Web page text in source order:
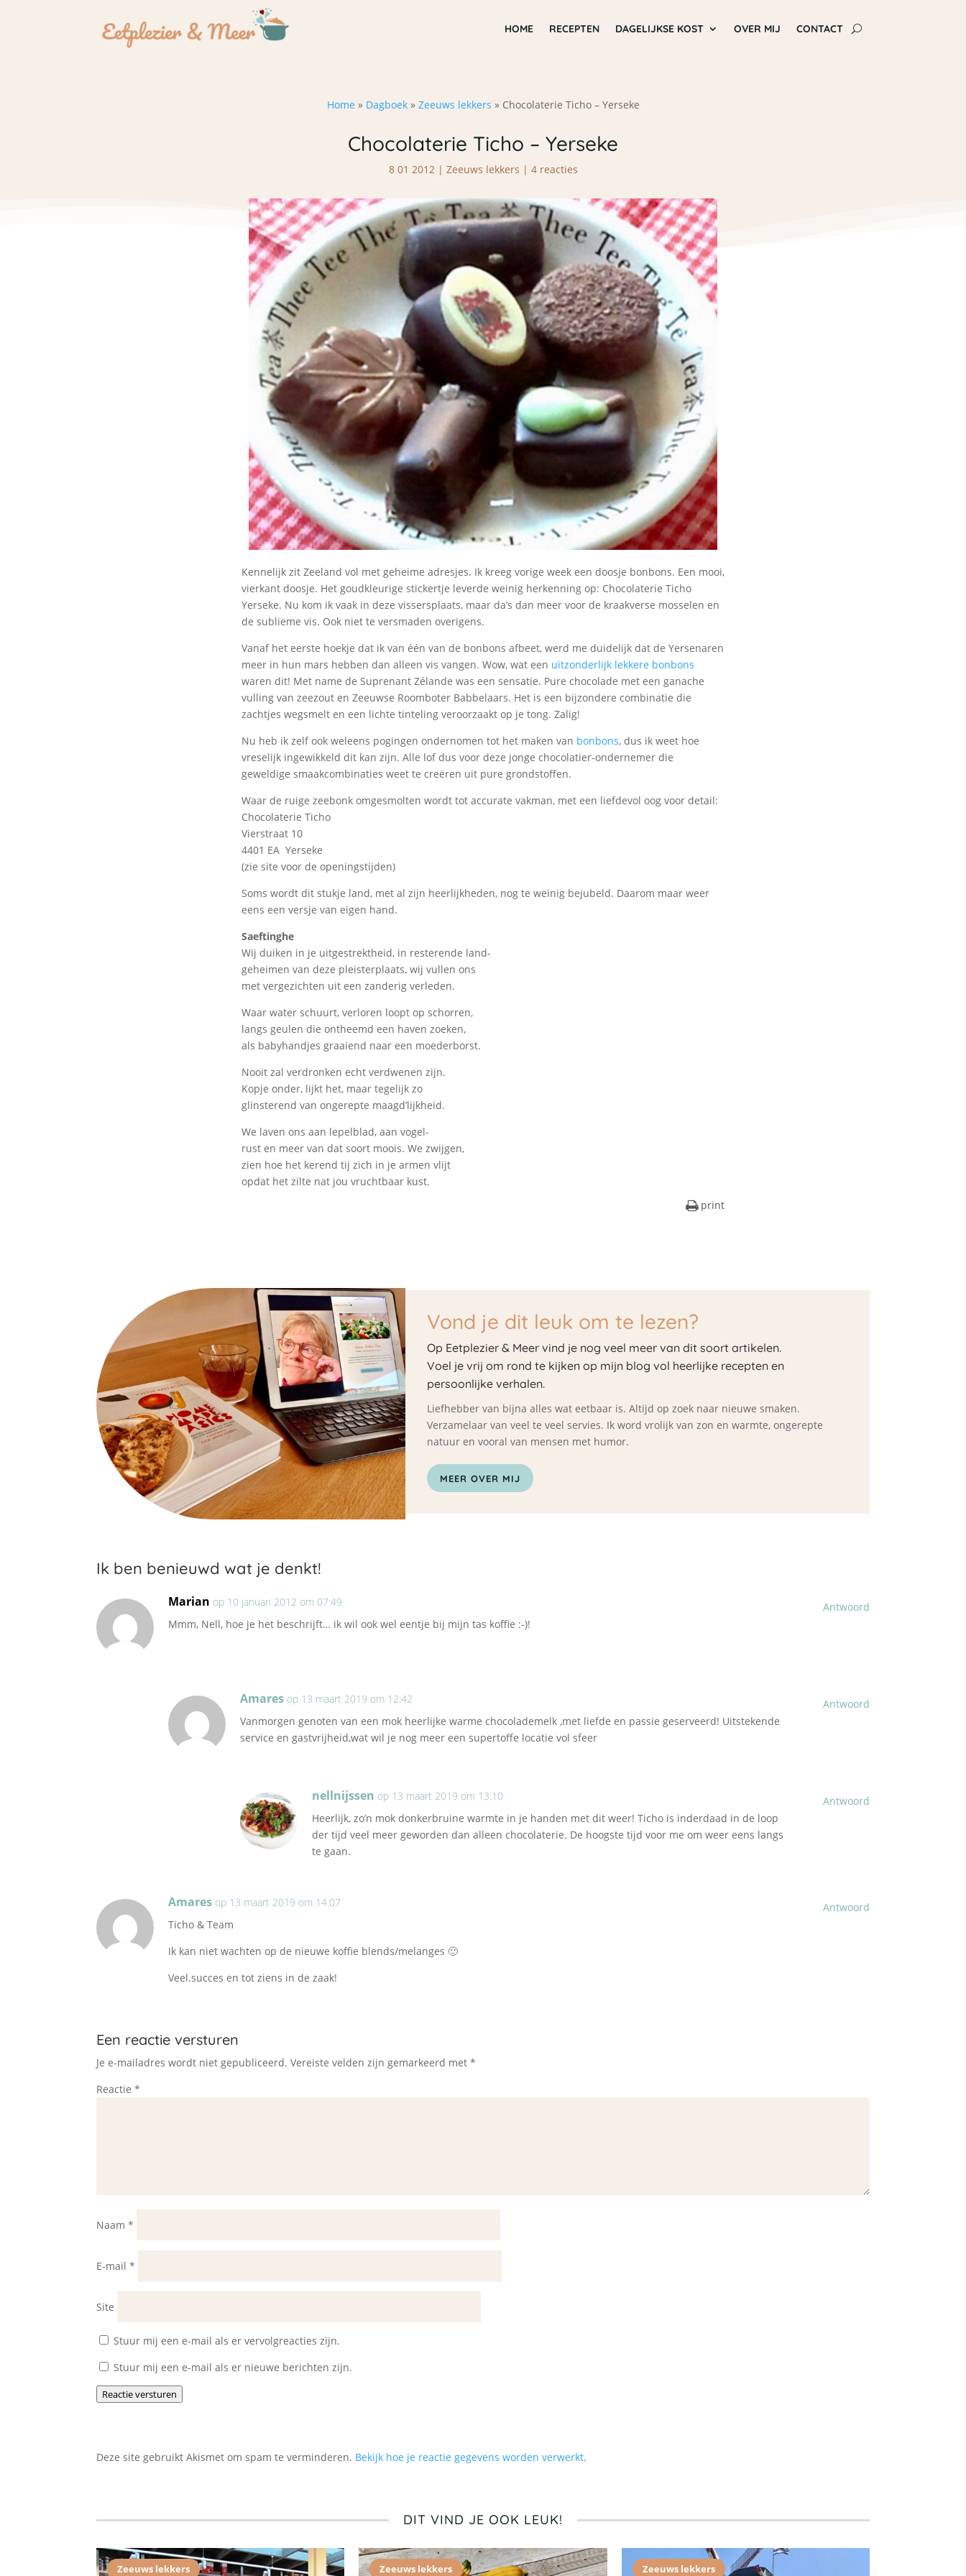
HOME RECEPTEN DAGELIJKSE KOST OVER MIJ CONTACT
Home » Dagboek» Zeeuws lekkers » Chocolaterie Ticho – Yerseke
Chocolaterie Ticho – Yerseke
8 01 2012| Zeeuws lekkers | 4 reacties
Kennelijk zit Zeeland vol met geheime adresjes. Ik kreeg vorige week een doosje bonbons. Een mooi,
vierkant doosje. Het goudkleurige stickertje leverde weinig herkenning op: Chocolaterie Ticho
Yerseke. Nu kom ik vaak in deze vissersplaats, maar da’s dan meer voor de kraakverse mosselen en
de sublieme vis. Ook niet te versmaden overigens.
Vanaf het eerste hoekje dat ik van één van de bonbons afbeet, werd me duidelijk dat de Yersenaren
meer in hun mars hebben dan alleen vis vangen. Wow, wat een uitzonderlijk lekkere bonbons
waren dit! Met name de Suprenant Zélande was een sensatie. Pure chocolade met een ganache
vulling van zeezout en Zeeuwse Roomboter Babbelaars. Het is een bijzondere combinatie die
zachtjes wegsmelt en een lichte tinteling veroorzaakt op je tong. Zalig!
Nu heb ik zelf ook weleens pogingen ondernomen tot het maken van bonbons, dus ik weet hoe
vreselijk ingewikkeld dit kan zijn. Alle lof dus voor deze jonge chocolatier-ondernemer die
geweldige smaakcombinaties weet te creëren uit pure grondstoffen.
Waar de ruige zeebonk omgesmolten wordt tot accurate vakman, met een liefdevol oog voor detail:
Chocolaterie Ticho
Vierstraat 10
4401 EA Yerseke
(zie site voor de openingstijden)
Soms wordt dit stukje land, met al zijn heerlijkheden, nog te weinig bejubeld. Daarom maar weer
eens een versje van eigen hand.
Saeftinghe
Wij duiken in je uitgestrektheid, in resterende land-
geheimen van deze pleisterplaats, wij vullen ons
met vergezichten uit een zanderig verleden.
Waar water schuurt, verloren loopt op schorren,
langs geulen die ontheemd een haven zoeken,
als babyhandjes graaiend naar een moederborst.
Nooit zal verdronken echt verdwenen zijn.
Kopje onder, lijkt het, maar tegelijk zo
glinsterend van ongerepte maagd’lijkheid.
We laven ons aan lepelblad, aan vogel-
rust en meer van dat soort moois. We zwijgen,
zien hoe het kerend tij zich in je armen vlijt
opdat het zilte nat jou vruchtbaar kust.
print
Vond je dit leuk om te lezen?
Op Eetplezier & Meer vind je nog veel meer van dit soort artikelen.
Voel je vrij om rond te kijken op mijn blog vol heerlijke recepten en
persoonlijke verhalen.
Liefhebber van bijna alles wat eetbaar is. Altijd op zoek naar nieuwe smaken.
Verzamelaar van veel te veel servies. Ik word vrolijk van zon en warmte, ongerepte
natuur en vooral van mensen met humor.
MEER OVER MIJ
Ik ben benieuwd wat je denkt!
Marian op 10 januari 2012 om 07:49
Mmm, Nell, hoe je het beschrijft… ik wil ook wel eentje bij mijn tas koffie :-)!
Antwoord
Amares op 13 maart 2019 om 12:42
Vanmorgen genoten van een mok heerlijke warme chocolademelk ,met liefde en passie geserveerd! Uitstekende
service en gastvrijheid,wat wil je nog meer een supertoffe locatie vol sfeer
Antwoord
nellnijssen op 13 maart 2019 om 13:10
Heerlijk, zo’n mok donkerbruine warmte in je handen met dit weer! Ticho is inderdaad in de loop
der tijd veel meer geworden dan alleen chocolaterie. De hoogste tijd voor me om weer eens langs
te gaan.
Antwoord
Amares op 13 maart 2019 om 14:07
Ticho & Team
Ik kan niet wachten op de nieuwe koffie blends/melanges 🙂
Veel.succes en tot ziens in de zaak!
Antwoord
Een reactie versturen
Je e-mailadres wordt niet gepubliceerd. Vereiste velden zijn gemarkeerd met*
Reactie*
Naam*
E-mail*
Site
Stuur mij een e-mail als er vervolgreacties zijn.
Stuur mij een e-mail als er nieuwe berichten zijn.
Reactie versturen
Deze site gebruikt Akismet om spam te verminderen. Bekijk hoe je reactie gegevens worden verwerkt.
DIT VIND JE OOK LEUK!
Zeeuws lekkers Zeeuws lekkers Zeeuws lekkers